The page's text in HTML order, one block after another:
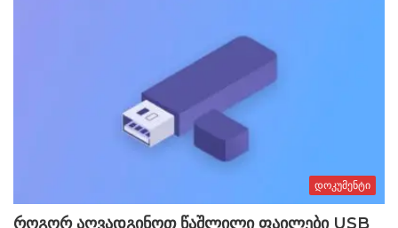
დოკუმენტი
როგორ აღვადგინოთ წაშლილი ფაილები USB